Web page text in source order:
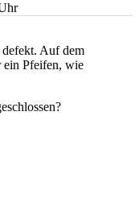
defekt. Auf dem
ein Pfeifen, wie